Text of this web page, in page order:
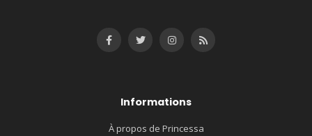
Informations
À propos de Princessa